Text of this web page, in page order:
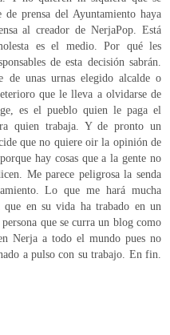
prensa del Ayuntamiento haya
al creador de NerjaPop. Está
es el medio. Por qué les
de esta decisión sabrán.
de unas urnas elegido alcalde o
que le lleva a olvidarse de
es el pueblo quien le paga el
quien trabaja. Y de pronto un
que no quiere oir la opinión de
hay cosas que a la gente no
Me parece peligrosa la senda
Lo que me hará mucha
que en su vida ha trabado en un
que se curra un blog como
Nerja a todo el mundo pues no
a pulso con su trabajo. En fin.